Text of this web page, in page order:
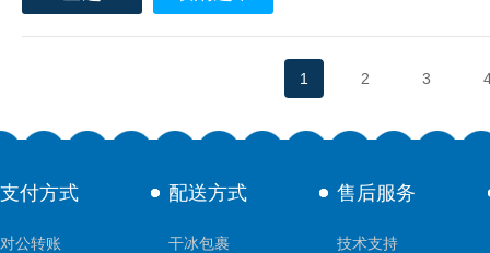
1 2 3
支付方式
对公转账
配送方式
干冰包裹
售后服务
技术支持